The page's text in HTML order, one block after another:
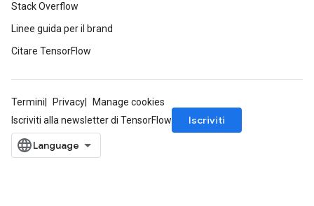
Stack Overflow
Linee guida per il brand
Citare TensorFlow
Termini Privacy
Manage cookies
Iscriviti alla newsletter di TensorFlow
Iscriviti